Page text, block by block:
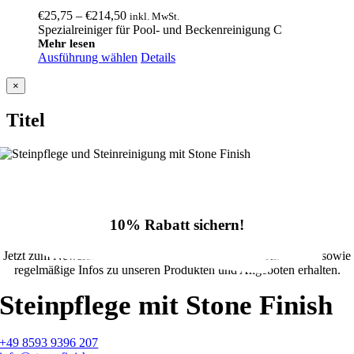
€25,75 – €214,50Preisspanne:
€25,75
€214,50
inkl. MwSt.
Spezialreiniger für Pool- und Beckenreinigung C
Mehr lesen
Ausführung wählen Details
Close
product
view
×
Titel
10% Rabatt sichern!
Jetzt zum Newsletter anmelden und 10% Rabatt im Onlineshop sowie
regelmäßige Infos zu unseren Produkten und Angeboten erhalten.
Steinpflege mit Stone Finish
+49 8593 9396 207